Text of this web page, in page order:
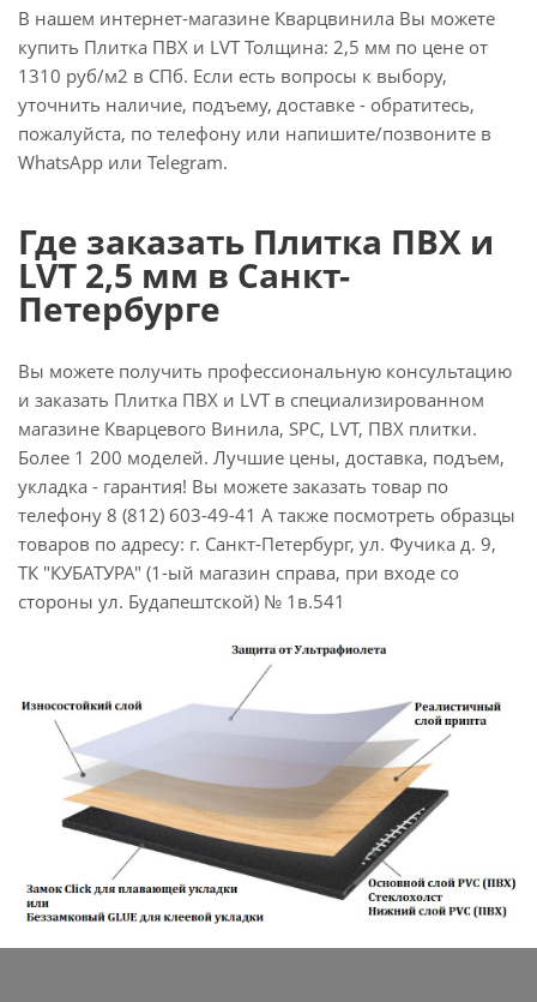
В нашем интернет-магазине Кварцвинила Вы можете
купить Плитка ПВХ и LVT Толщина: 2,5 мм по цене от
1310 руб/м2 в СПб. Если есть вопросы к выбору,
уточнить наличие, подъему, доставке - обратитесь,
пожалуйста, по телефону или напишите/позвоните в
WhatsApp или Telegram.
Где заказать Плитка ПВХ и
LVT 2,5 мм в Санкт-
Петербурге
Вы можете получить профессиональную консультацию
и заказать Плитка ПВХ и LVT в специализированном
магазине Кварцевого Винила, SPC, LVT, ПВХ плитки.
Более 1 200 моделей. Лучшие цены, доставка, подъем,
укладка - гарантия! Вы можете заказать товар по
телефону 8 (812) 603-49-41 А также посмотреть образцы
товаров по адресу: г. Санкт-Петербург, ул. Фучика д. 9,
ТК "КУБАТУРА" (1-ый магазин справа, при входе со
стороны ул. Будапештской) № 1в.541